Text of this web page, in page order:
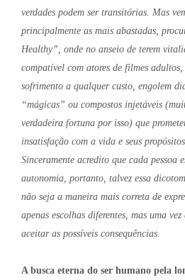
verdades podem ser transitórias. Mas
principalmente as mais abastadas,
Healthy”, onde no anseio de terem
compatível com atores de filmes
sofrimento a qualquer custo, engolem
“mágicas” ou compostos injetáveis
verdadeira fortuna por isso) que
insatisfação com a vida e seus
Sinceramente acredito que cada pessoa
autonomia, portanto, talvez essa
não seja a maneira mais correta de
apenas escolhas diferentes, mas uma
aceitar as possíveis consequências.
A busca eterna do ser humano pela